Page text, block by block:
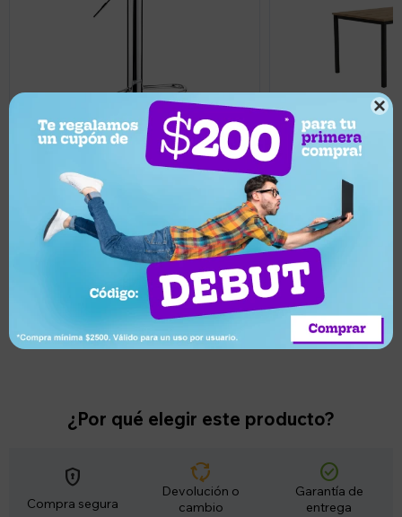

1.512
UYU1.361
Taburete con Altura Regulable
Respaldo Apoyapies Ecocuero - Negro
UYU 5.666
UYU5.099
Mesa de comedor
120x80
Llega mañana
¿Por qué elegir este producto?
encrypted
Compra segura
cycle
Devolución o
cambio
check_circle
Garantía de
entrega